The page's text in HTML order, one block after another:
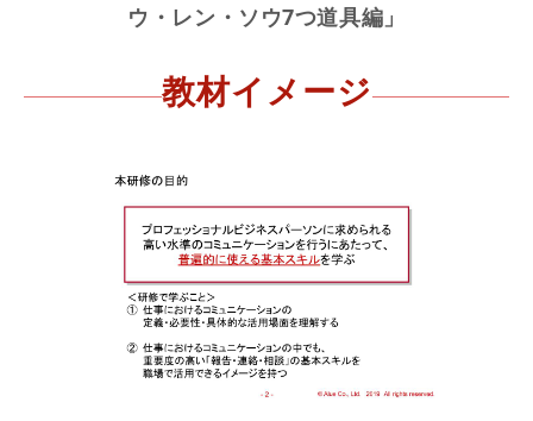
ウ・レン・ソウ7つ道具編」
教材イメージ